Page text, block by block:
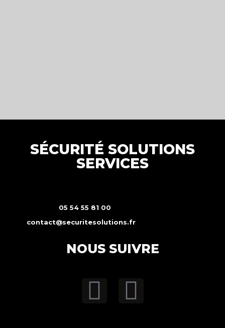
SÉCURITÉ SOLUTIONS
SERVICES
05 54 55 81 00
contact@securitesolutions.fr
NOUS SUIVRE